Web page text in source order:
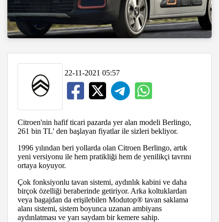
22-11-2021 05:57
Citroen'nin hafif ticari pazarda yer alan modeli Berlingo,
261 bin TL' den başlayan fiyatlar ile sizleri bekliyor.
1996 yılından beri yollarda olan Citroen Berlingo, artık
yeni versiyonu ile hem pratikliği hem de yenilikçi tavrını
ortaya koyuyor.
Çok fonksiyonlu tavan sistemi, aydınlık kabini ve daha
birçok özelliği beraberinde getiriyor. Arka koltuklardan
veya bagajdan da erişilebilen Modutop® tavan saklama
alanı sistemi, sistem boyunca uzanan ambiyans
aydınlatması ve yarı saydam bir kemere sahip.